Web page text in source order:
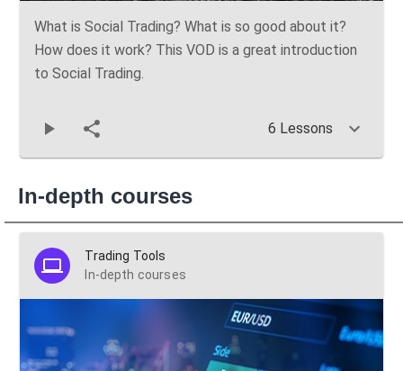
What is Social Trading? What is so good about it?
How does it work? This VOD is a great introduction
to Social Trading.
6 Lessons
In-depth courses
Trading Tools
In-depth courses